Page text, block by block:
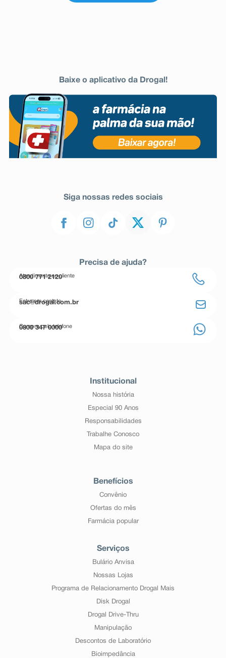
Baixe o aplicativo da Drogal!
Siga nossas redes sociais
Precisa de ajuda?
Atendimento ao cliente
0800 771 2120
Entre em contato
sac@drogal.com.br
Compre pelo telefone
0800 347 0000
Institucional
Nossa história
Especial 90 Anos
Responsabilidades
Trabalhe Conosco
Mapa do site
Benefícios
Convênio
Ofertas do mês
Farmácia popular
Serviços
Bulário Anvisa
Nossas Lojas
Programa de Relacionamento Drogal Mais
Disk Drogal
Drogal Drive-Thru
Manipulação
Descontos de Laboratório
Bioimpedância